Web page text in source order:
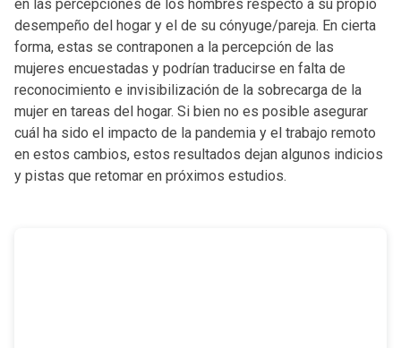
en las percepciones de los hombres respecto a su propio
desempeño del hogar y el de su cónyuge/pareja. En cierta
forma, estas se contraponen a la percepción de las
mujeres encuestadas y podrían traducirse en falta de
reconocimiento e invisibilización de la sobrecarga de la
mujer en tareas del hogar. Si bien no es posible asegurar
cuál ha sido el impacto de la pandemia y el trabajo remoto
en estos cambios, estos resultados dejan algunos indicios
y pistas que retomar en próximos estudios.